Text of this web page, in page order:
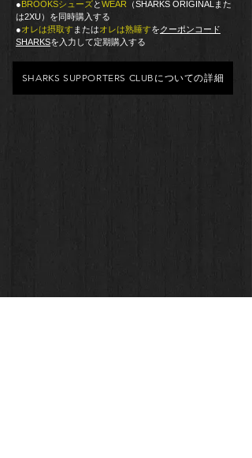
● BROOKSシューズとWEAR （SHARKS ORIGINALまた
は2XU）を同時購入する
●オレは摂取すまたはオレは熟睡すをクーポンコード
SHARKSを入力して定期購入する
SHARKS SUPPORTERS CLUBについての詳細